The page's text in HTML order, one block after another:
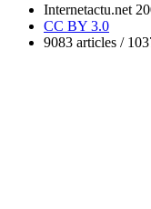
Internetactu.net
CC BY 3.0
9083 articles /